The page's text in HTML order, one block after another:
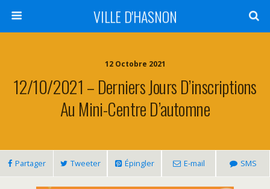
VILLE D'HASNON
12 Octobre 2021
12/10/2021 – Derniers Jours D’inscriptions
Au Mini-Centre D’automne
Partager Tweeter Épingler E-mail SMS